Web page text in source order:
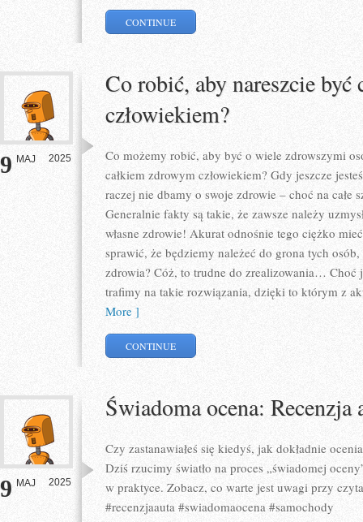
CONTINUE
9 MAJ 2025
Co robić, aby nareszcie być
człowiekiem?
Co możemy robić, aby być o wiele zdrowszymi
całkiem zdrowym człowiekiem? Gdy jeszcze
raczej nie dbamy o swoje zdrowie – choć na całe
Generalnie fakty są takie, że zawsze należy
własne zdrowie! Akurat odnośnie tego ciężko
sprawić, że będziemy należeć do grona tych
zdrowia? Cóż, to trudne do zrealizowania… Choć
trafimy na takie rozwiązania, dzięki to którym z
More ]
CONTINUE
9 MAJ 2025
Świadoma ocena: Recenzja
Czy zastanawiałeś się kiedyś, jak dokładnie
Dziś rzucimy światło na proces „świadomej
w praktyce. Zobacz, co warte jest uwagi przy
#recenzjaauta #swiadomaocena #samochody